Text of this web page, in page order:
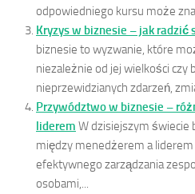
odpowiedniego kursu może
Kryzys w biznesie – jak radzić
biznesie to wyzwanie, które
niezależnie od jej wielkości czy
nieprzewidzianych zdarzeń,
Przywództwo w biznesie –
liderem W dzisiejszym świecie
między menedżerem a
efektywnego zarządzania
osobami,...